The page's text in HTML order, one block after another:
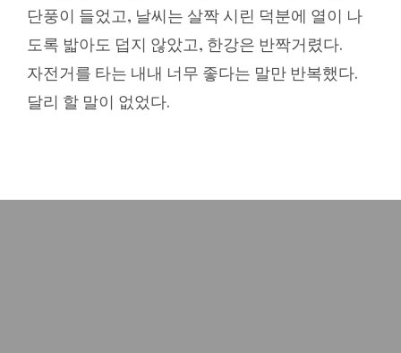
단풍이 들었고, 날씨는 살짝 시린 덕분에 열이 나
도록 밟아도 덥지 않았고, 한강은 반짝거렸다.
자전거를 타는 내내 너무 좋다는 말만 반복했다.
달리 할 말이 없었다.